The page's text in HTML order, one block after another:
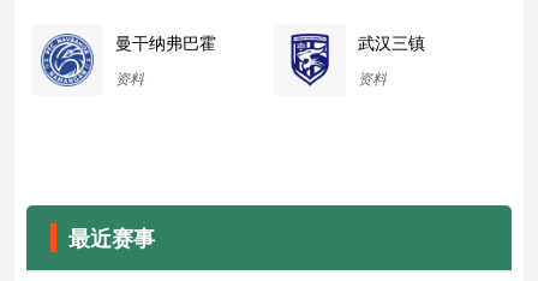
曼干纳弗巴霍
资料
武汉三镇
资料
最近赛事